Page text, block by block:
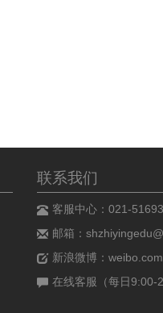
联系我们
客服中心：021-
邮箱：
新浪微博：
在线客服（每日9:00-